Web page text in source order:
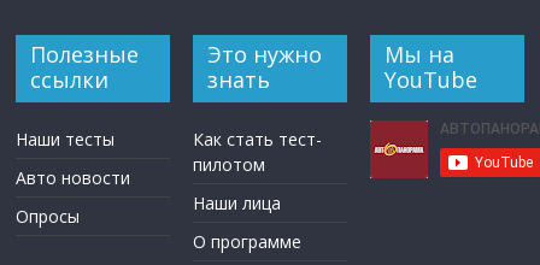
Полезные
ссылки
Наши тесты
Авто новости
Опросы
Это нужно
знать
Как стать тест-
пилотом
Наши лица
О программе
Мы на
YouTube